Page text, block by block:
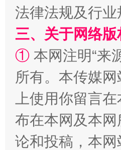
站台名比不上好声名
法律法规及行
三、关于网络版
① 本网注明“来
所有。本传媒
上使用你留言
布在本网及本
论和投稿，本